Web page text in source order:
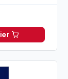
Fiscal à 40,33